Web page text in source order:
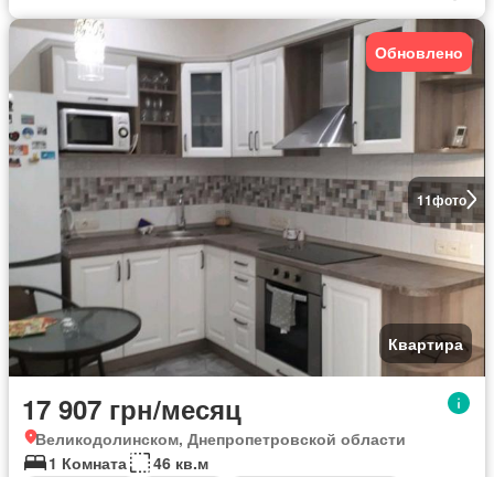
11фото
Обновлено
Квартира
17 907 грн/месяц
Великодолинском, Днепропетровской области
1 Комната
46 кв.м